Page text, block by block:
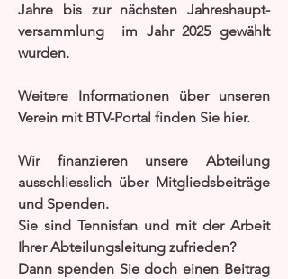
Jahre bis zur nächsten Jahreshaupt-
versammlung im Jahr 2025 gewählt
wurden.
Weitere Informationen über unseren
Verein mit BTV-Portal finden Sie hier.
Wir finanzieren unsere Abteilung
ausschliesslich über Mitgliedsbeiträge
und Spenden.
Sie sind Tennisfan und mit der Arbeit
Ihrer Abteilungsleitung zufrieden?
Dann spenden Sie doch einen Beitrag